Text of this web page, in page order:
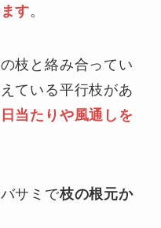
す。
枝と絡み合ってい
ている平行枝があ
日当たりや風通しを
サミで枝の根元か